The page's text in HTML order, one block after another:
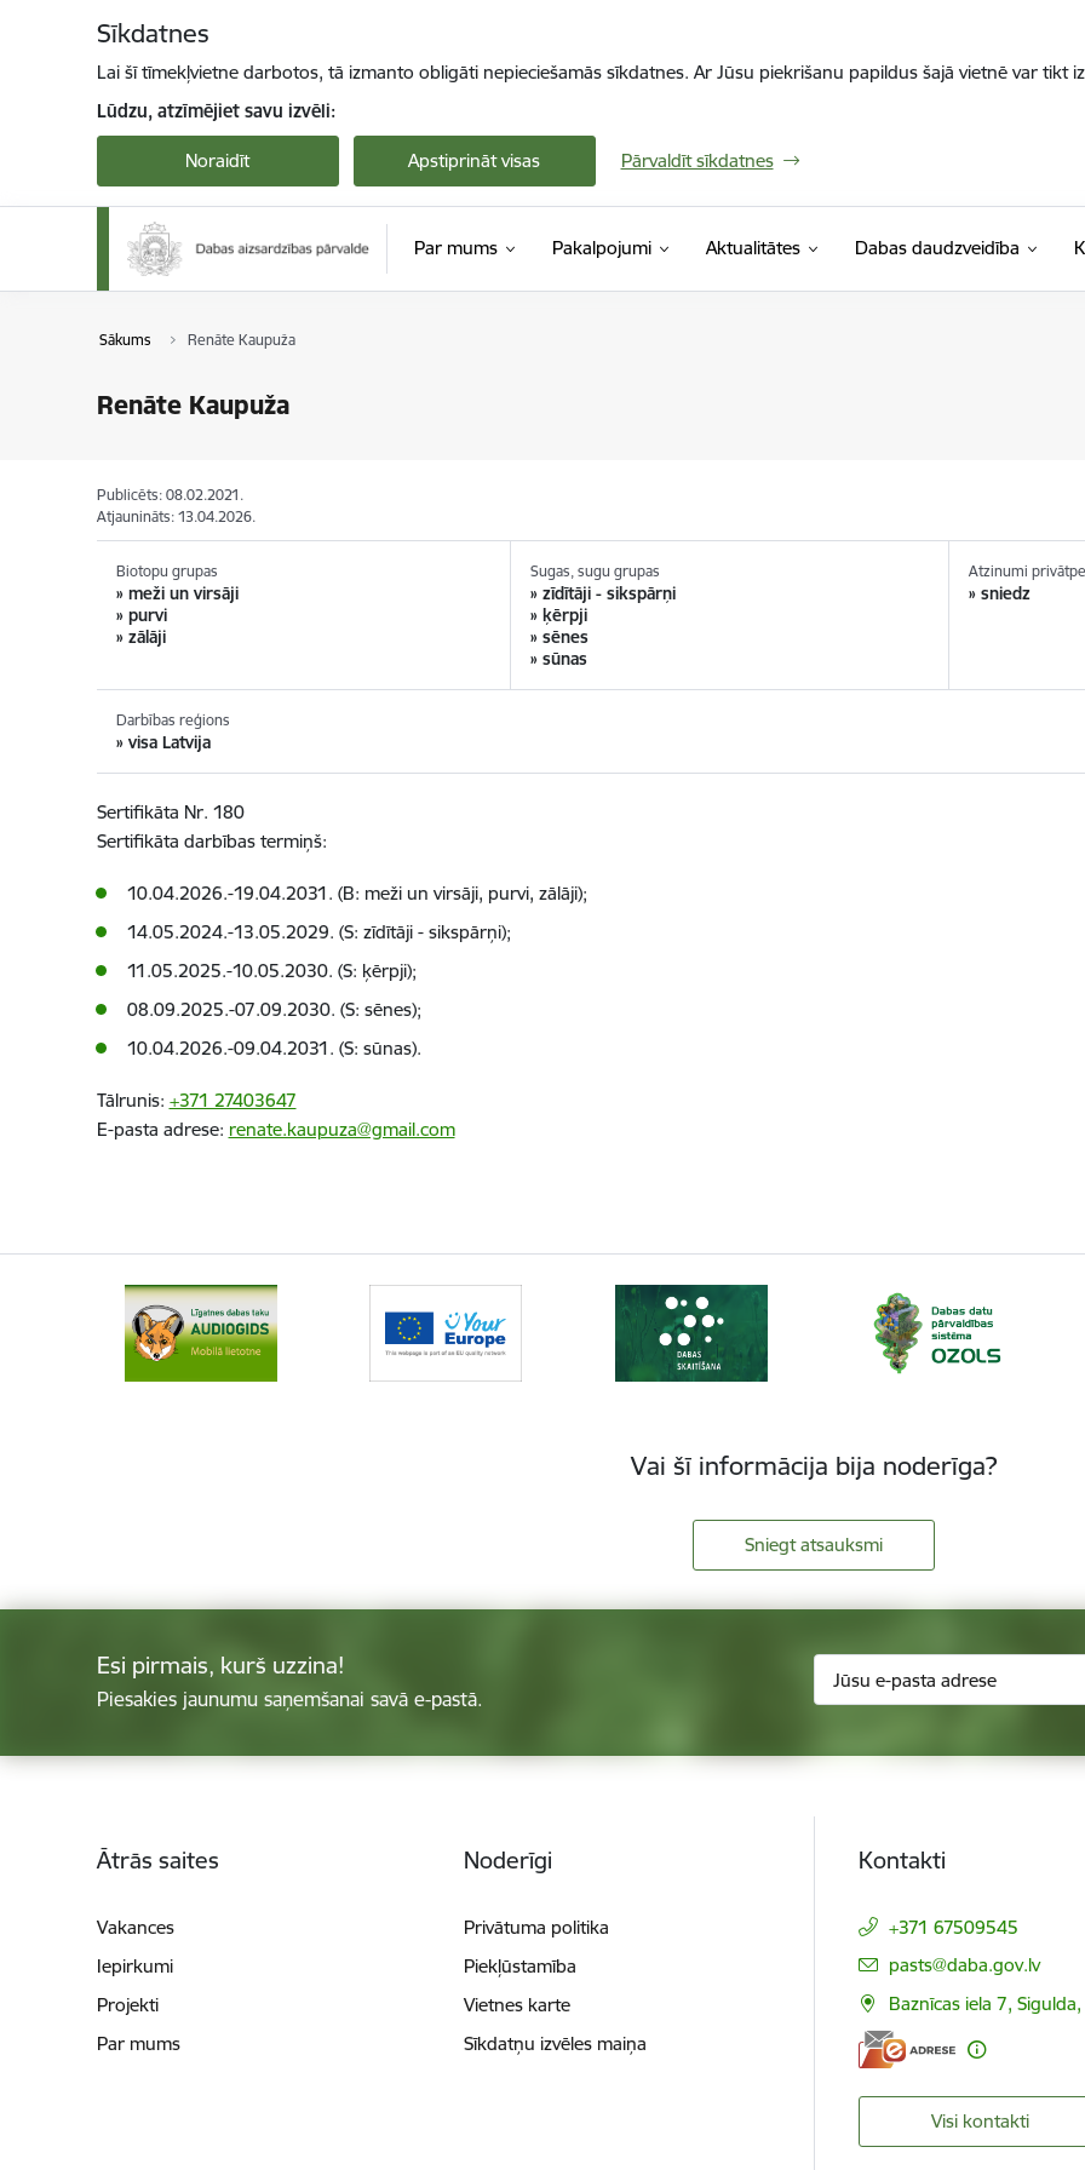
Sīkdatnes
Lai šī tīmekļvietne darbotos, tā izmanto obligāti nepieciešamās sīkdatnes. Ar Jūsu piekrišanu papildus šajā vietnē var tikt
Lūdzu, atzīmējiet savu izvēli:
Noraidīt Apstiprināt visas Pārvaldīt sīkdatnes
Par mums Pakalpojumi Aktualitātes Dabas daudzveidība
Sākums Renāte Kaupuža
Renāte Kaupuža
Publicēts: 08.02.2021.
Atjaunināts: 13.04.2026.
Biotopu grupas
» meži un virsāji
» purvi
» zālāji
Sugas, sugu grupas
» zīdītāji - sikspārņi
» ķērpji
» sēnes
» sūnas
Atzinumi
» sniedz
Darbības reģions
» visa Latvija
Sertifikāta Nr. 180
Sertifikāta darbības termiņš:
10.04.2026.-19.04.2031. (B: meži un virsāji, purvi, zālāji);
14.05.2024.-13.05.2029. (S: zīdītāji - sikspārņi);
11.05.2025.-10.05.2030. (S: ķērpji);
08.09.2025.-07.09.2030. (S: sēnes);
10.04.2026.-09.04.2031. (S: sūnas).
Tālrunis: +371 27403647
E-pasta adrese: renate.kaupuza@gmail.com
Vai šī informācija bija noderīga?
Sniegt atsauksmi
Esi pirmais, kurš uzzina!
Piesakies jaunumu saņemšanai savā e-pastā.
Ātrās saites
Vakances
Iepirkumi
Projekti
Par mums
Noderīgi
Privātuma politika
Piekļūstamība
Vietnes karte
Sīkdatņu izvēles maiņa
Kontakti
+371 67509545
E-pasts:
pasts@daba.gov.lv
Baznīcas iela 7,
Visi kontakti